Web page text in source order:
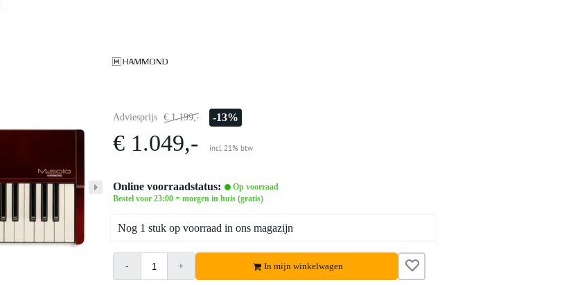
Adviesprijs € 1.199,- -13%
€ 1.049,- incl. 21% btw
Online voorraadstatus:
Op voorraad
Bestel voor 23:00 = morgen in huis (gratis)
Nog 1 stuk op voorraad in ons magazijn
- + In mijn winkelwagen